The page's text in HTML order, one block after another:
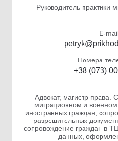
Руководитель практики
E-mail
Номера
+38 (073)
Адвокат, магистр права.
миграционном и
иностранных граждан,
разрешительных
сопровождение граждан в
данных,